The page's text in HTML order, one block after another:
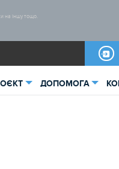
на іншу тощо.
ДОПОМОГА